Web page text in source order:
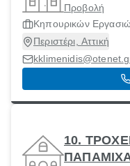
Προβολή
Κηπουρικών
Περιστέρι, Αττική
10.